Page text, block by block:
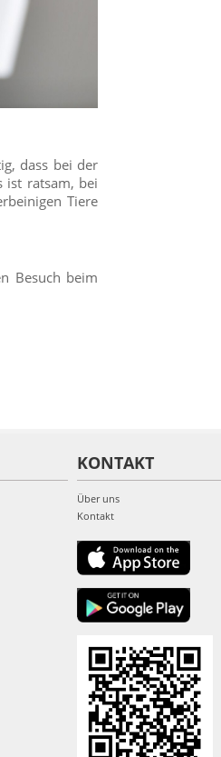
dass bei der
ist ratsam, bei
Tiere
Besuch beim
KONTAKT
Über uns
Kontakt